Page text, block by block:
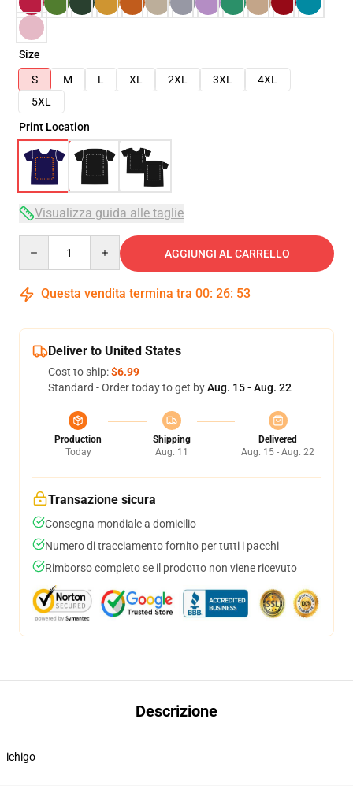
Size
S
M L XL 2XL 3XL
4XL
5XL
Print Location
Visualizza guida alle taglie
AGGIUNGI AL CARRELLO
Questa vendita termina tra 00: 26: 52
Deliver to United States
Cost to ship:$6.99
Standard - Order today to get byAug. 15 - Aug. 22
Production
Today
Shipping
Aug. 11
Delivered
Aug. 15 - Aug. 22
Transazione sicura
Consegna mondiale a domicilio
Numero di tracciamento fornito per tutti i pacchi
Rimborso completo se il prodotto non viene ricevuto
Descrizione
ichigo